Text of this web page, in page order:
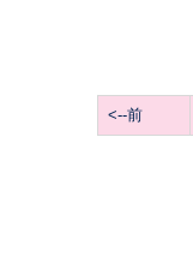
<--前